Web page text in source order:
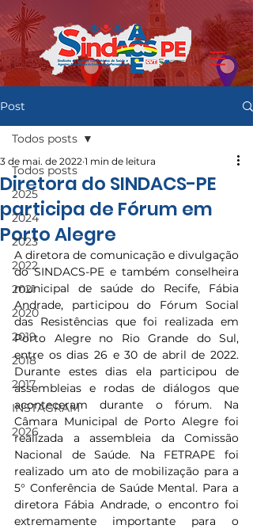
Post
Todos posts
2025
2024
2023
2022
2021
2020
2019
2018
2017
INSTAGRAM
2026
Todos posts
Diretora do SINDACS-PE
participa de Fórum em
Porto Alegre
3 de mai. de 2022 1 min de leitura
A diretora de comunicação e divulgação
do SINDACS-PE e também conselheira
municipal de saúde do Recife, Fábia
Andrade, participou do Fórum Social
das Resistências que foi realizada em
Porto Alegre no Rio Grande do Sul,
entre os dias 26 e 30 de abril de 2022.
Durante estes dias ela participou de
assembleias e rodas de diálogos que
aconteceram durante o fórum. Na
Câmara Municipal de Porto Alegre foi
realizada a assembleia da Comissão
Nacional de Saúde. Na FETRAPE foi
realizado um ato de mobilização para a
5° Conferência de Saúde Mental. Para a
diretora Fábia Andrade, o encontro foi
extremamente importante para o